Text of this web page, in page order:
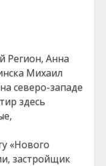
Регион, Анна
Михаил
северо-западе
здесь
«Нового
застройщик